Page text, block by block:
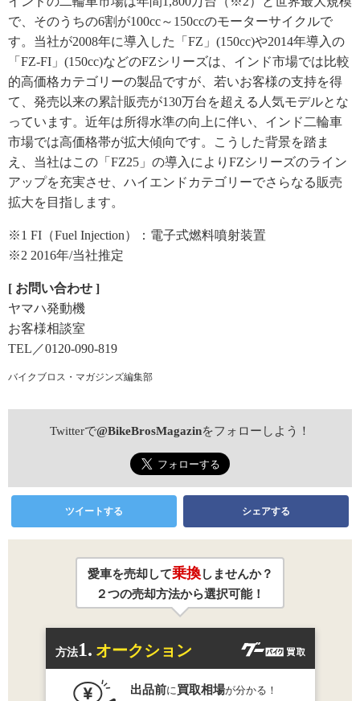
で、そのうちの6割が100cc～150ccのモーターサイクルで
す。当社が2008年に導入した「FZ」(150cc)や2014年導入の
「FZ‐FI」(150cc)などのFZシリーズは、インド市場では比較
的高価格カテゴリーの製品ですが、若いお客様の支持を得
て、発売以来の累計販売が130万台を超える人気モデルとな
っています。近年は所得水準の向上に伴い、インド二輪車
市場では高価格帯が拡大傾向です。こうした背景を踏ま
え、当社はこの「FZ25」の導入によりFZシリーズのライン
アップを充実させ、ハイエンドカテゴリーでさらなる販売
拡大を目指します。
※1 FI（Fuel Injection）：電子式燃料噴射装置
※2 2016年/当社推定
[ お問い合わせ ]
ヤマハ発動機
お客様相談室
TEL／0120-090-819
バイクブロス・マガジンズ編集部
Twitterで@BikeBrosMagazinをフォローしよう！
ツイートする シェアする
愛車を売却して乗換しませんか？
２つの売却方法から選択可能！
方法1. オークション
出品前に 買取相場が分かる！